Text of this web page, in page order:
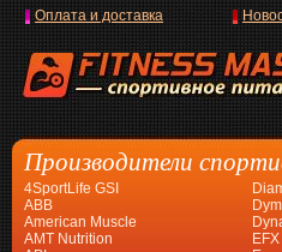
Оплата и доставка
Производители
4SportLife GSI
ABB
American Muscle
AMT Nutrition
EFX